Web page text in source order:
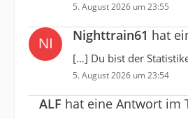
5. August 2026 um 23:55
Nighttrain61 hat
[…] Du bist der
5. August 2026 um 23:54
ALF hat eine Antwort im